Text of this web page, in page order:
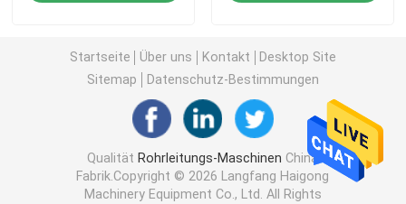
Bohrer-Bohrmaschine
Rohr-Handhabungsgeräte
Rohr-Heizungs-Maschine
Startseite Über uns Kontakt
Desktop Site
Sitemap
Datenschutz-Bestimmungen
Qualität Rohrleitungs-Maschinen China
Fabrik.Copyright © 2026 Langfang Haigong
Machinery Equipment Co., Ltd. All Rights